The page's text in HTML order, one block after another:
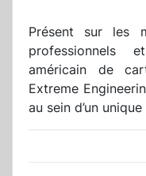
Présent sur les
professionnels
américain de
Extreme
au sein d’un